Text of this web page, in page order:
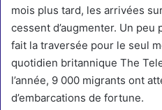
mois plus tard, les arrivées
cessent d’augmenter. Un
fait la traversée pour le seul
quotidien britannique The
l’année, 9 000 migrants ont
d’embarcations de fortune.